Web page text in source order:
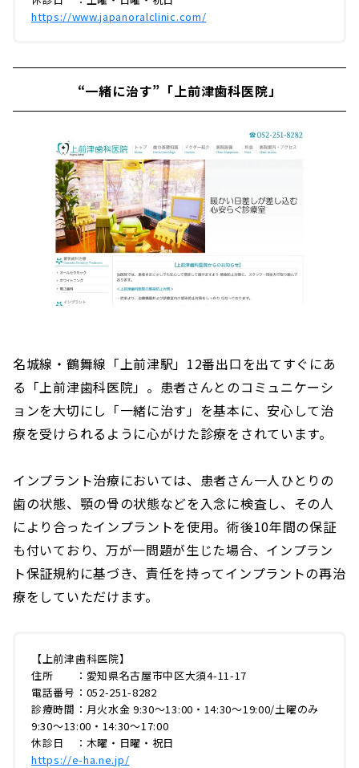
https://www.japanoralclinic.com/
“一緒に治す”「上前津歯科医院」
名城線・鶴舞線「上前津駅」12番出口を出てすぐにあ
る「上前津歯科医院」。患者さんとのコミュニケーシ
ョンを大切にし「一緒に治す」を基本に、安心して治
療を受けられるように心がけた診療をされています。
インプラント治療においては、患者さん一人ひとりの
歯の状態、顎の骨の状態などを入念に検査し、その人
により合ったインプラントを使用。術後10年間の保証
も付いており、万が一問題が生じた場合、インプラン
ト保証規約に基づき、責任を持ってインプラントの再治
療をしていただけます。
【上前津歯科医院】
住所 ：愛知県名古屋市中区大須4-11-17
電話番号：052-251-8282
診療時間：月火水金 9:30〜13:00・14:30〜19:00/土曜のみ
9:30〜13:00・14:30〜17:00
休診日 ：木曜・日曜・祝日
https://e-ha.ne.jp/